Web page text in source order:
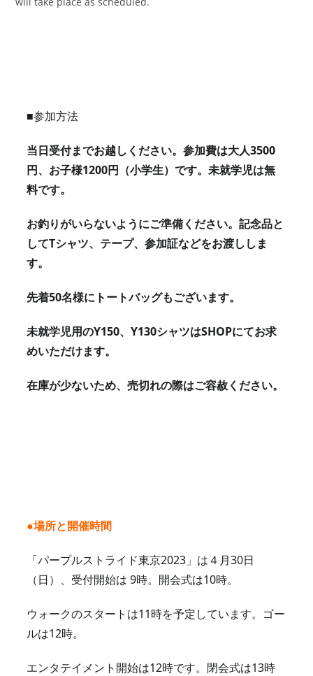
■参加方法
当日受付までお越しください。参加費は大人3500
円、お子様1200円（小学生）です。未就学児は無
料です。
お釣りがいらないようにご準備ください。記念品と
してTシャツ、テープ、参加証などをお渡ししま
す。
先着50名様にトートバッグもございます。
未就学児用のY150、Y130シャツはSHOPにてお求
めいただけます。
在庫が少ないため、売切れの際はご容赦ください。
●場所と開催時間
「パープルストライド東京2023」は４月30日
（日）、受付開始は 9時。開会式は10時。
ウォークのスタートは11時を予定しています。ゴー
ルは12時。
エンタテイメント開始は12時です。閉会式は13時